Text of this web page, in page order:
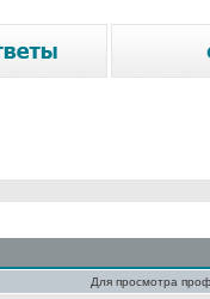
Для просмотра